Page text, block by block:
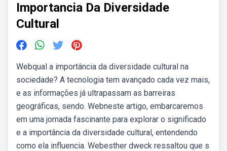
Importancia Da Diversidade
Cultural
Webqual a importância da diversidade cultural na
sociedade? A tecnologia tem avançado cada vez mais,
e as informações já ultrapassam as barreiras
geográficas, sendo. Webneste artigo, embarcaremos
em uma jornada fascinante para explorar o significado
e a importância da diversidade cultural, entendendo
como ela influencia. Webesther dweck ressaltou que s